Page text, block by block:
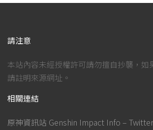
請注意
本站內容未經授權許可請勿擅自抄襲，如
請註明來源網址。
相關連結
原神資訊站 Genshin Impact Info –